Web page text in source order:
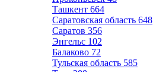
Ташкент 664
Саратовская область 648
Саратов 356
Энгельс 102
Балаково 72
Тульская область 585